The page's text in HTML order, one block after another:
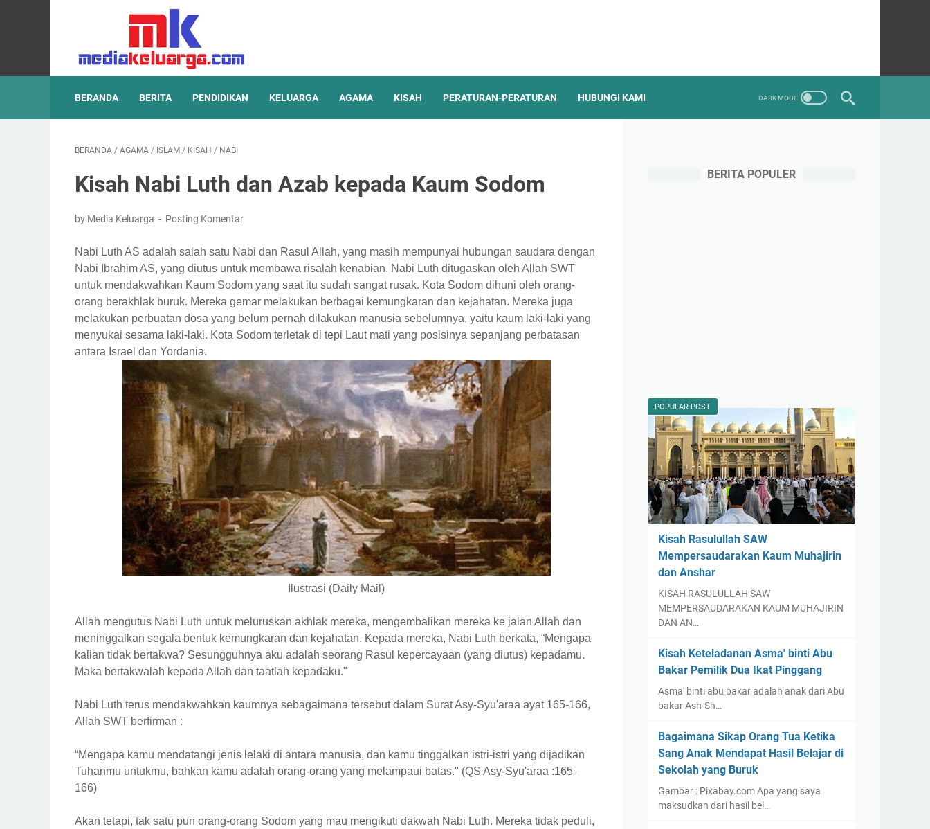
BERANDA BERITA PENDIDIKAN KELUARGA AGAMA KISAH PERATURAN-PERATURAN HUBUNGI KAMI
BERANDA / AGAMA / ISLAM / KISAH / NABI
Kisah Nabi Luth dan Azab kepada Kaum Sodom
by Media Keluarga Posting Komentar
Nabi Luth AS adalah salah satu Nabi dan Rasul Allah, yang masih mempunyai hubungan saudara dengan
Nabi Ibrahim AS, yang diutus untuk membawa risalah kenabian. Nabi Luth ditugaskan oleh Allah SWT
untuk mendakwahkan Kaum Sodom yang saat itu sudah sangat rusak. Kota Sodom dihuni oleh orang-
orang berakhlak buruk. Mereka gemar melakukan berbagai kemungkaran dan kejahatan. Mereka juga
melakukan perbuatan dosa yang belum pernah dilakukan manusia sebelumnya, yaitu kaum laki-laki yang
menyukai sesama laki-laki. Kota Sodom terletak di tepi Laut mati yang posisinya sepanjang perbatasan
antara Israel dan Yordania.
Ilustrasi (Daily Mail)
Allah mengutus Nabi Luth untuk meluruskan akhlak mereka, mengembalikan mereka ke jalan Allah dan
meninggalkan segala bentuk kemungkaran dan kejahatan. Kepada mereka, Nabi Luth berkata, “Mengapa
kalian tidak bertakwa? Sesungguhnya aku adalah seorang Rasul kepercayaan (yang diutus) kepadamu.
Maka bertakwalah kepada Allah dan taatlah kepadaku."
Nabi Luth terus mendakwahkan kaumnya sebagaimana tersebut dalam Surat Asy-Syu'araa ayat 165-166,
Allah SWT berfirman :
“Mengapa kamu mendatangi jenis lelaki di antara manusia, dan kamu tinggalkan istri-istri yang dijadikan
Tuhanmu untukmu, bahkan kamu adalah orang-orang yang melampaui batas.'' (QS Asy-Syu'araa :165-
166)
Akan tetapi, tak satu pun orang-orang Sodom yang mau mengikuti dakwah Nabi Luth. Mereka tidak peduli,
BERITA POPULER
POPULAR POST
Kisah Rasulullah SAW
Mempersaudarakan Kaum Muhajirin
dan Anshar
KISAH RASULULLAH SAW
MEMPERSAUDARAKAN KAUM MUHAJIRIN
DAN AN…
Kisah Keteladanan Asma' binti Abu
Bakar Pemilik Dua Ikat Pinggang
Asma' binti abu bakar adalah anak dari Abu
bakar Ash-Sh…
Bagaimana Sikap Orang Tua Ketika
Sang Anak Mendapat Hasil Belajar di
Sekolah yang Buruk
Gambar : Pixabay.com Apa yang saya
maksudkan dari hasil bel…